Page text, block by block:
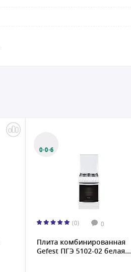
0·0·6
(0) 0
Плита комбинированная
Gefest ПГЭ 5102-02 белая...